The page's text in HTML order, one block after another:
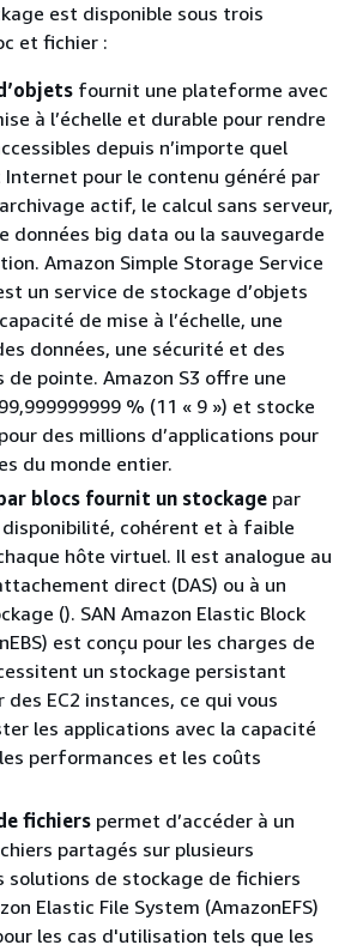
est disponible sous trois
et fichier :
fournit une plateforme avec
à l’échelle et durable pour rendre
depuis n’importe quel
Internet pour le contenu généré par
actif, le calcul sans serveur,
données big data ou la sauvegarde
Amazon Simple Storage Service
un service de stockage d’objets
de mise à l’échelle, une
données, une sécurité et des
de pointe. Amazon S3 offre une
% (11 « 9 ») et stocke
des millions d’applications pour
du monde entier.
blocs fournit un stockage par
cohérent et à faible
hôte virtuel. Il est analogue au
direct (DAS) ou à un
(). SAN Amazon Elastic Block
est conçu pour les charges de
un stockage persistant
des EC2 instances, ce qui vous
les applications avec la capacité
performances et les coûts
fichiers permet d’accéder à un
partagés sur plusieurs
solutions de stockage de fichiers
Elastic File System (AmazonEFS)
les cas d'utilisation tels que les